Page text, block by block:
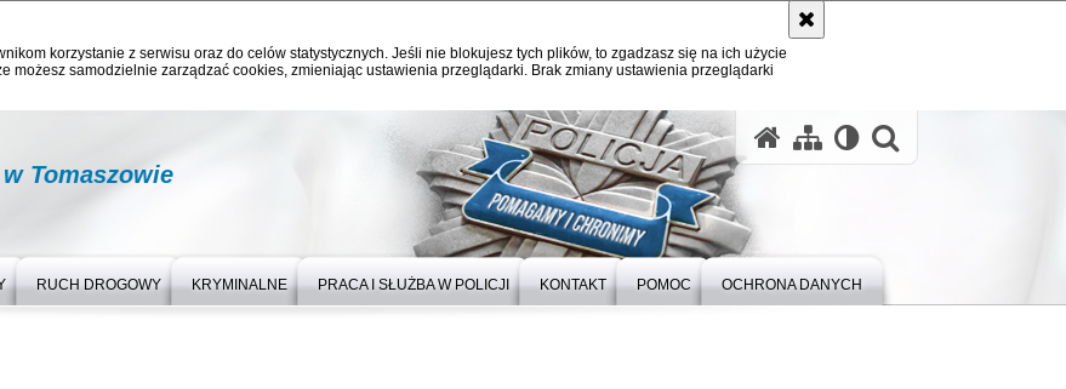
korzystanie z serwisu oraz do celów statystycznych. Jeśli nie blokujesz tych plików, to zgadzasz się na ich użycie
możesz samodzielnie zarządzać cookies, zmieniając ustawienia przeglądarki. Brak zmiany ustawienia przeglądarki
Tomaszowie
RUCH DROGOWY KRYMINALNE PRACA I SŁUŻBA W POLICJI KONTAKT POMOC OCHRONA DANYCH